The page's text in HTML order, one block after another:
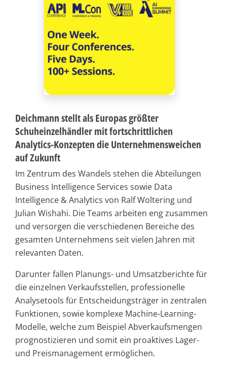
Deichmann stellt als Europas größter
Schuheinzelhändler mit fortschrittlichen
Analytics-Konzepten die Unternehmensweichen
auf Zukunft
Im Zentrum des Wandels stehen die Abteilungen
Business Intelligence Services sowie Data
Intelligence & Analytics von Ralf Woltering und
Julian Wishahi. Die Teams arbeiten eng zusammen
und versorgen die verschiedenen Bereiche des
gesamten Unternehmens seit vielen Jahren mit
relevanten Daten.
Darunter fallen Planungs- und Umsatzberichte für
die einzelnen Verkaufsstellen, professionelle
Analysetools für Entscheidungsträger in zentralen
Funktionen, sowie komplexe Machine-Learning-
Modelle, welche zum Beispiel Abverkaufsmengen
prognostizieren und somit ein proaktives Lager-
und Preismanagement ermöglichen.